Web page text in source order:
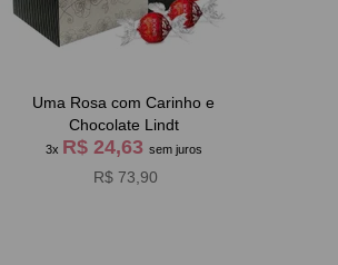
Uma Rosa com Carinho e
Chocolate Lindt
3x R$ 24,63 sem juros
R$ 73,90